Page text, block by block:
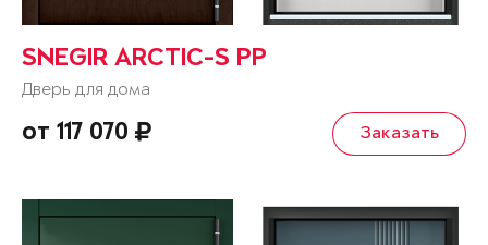
SNEGIR ARCTIC-S PP
Дверь для дома
от 117 070 Заказать